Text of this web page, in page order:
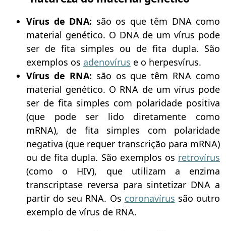
Vírus de DNA: são os que têm DNA como
material genético. O DNA de um vírus pode
ser de fita simples ou de fita dupla. São
exemplos os adenovírus e o herpesvírus.
Vírus de RNA: são os que têm RNA como
material genético. O RNA de um vírus pode
ser de fita simples com polaridade positiva
(que pode ser lido diretamente como
mRNA), de fita simples com polaridade
negativa (que requer transcrição para mRNA)
ou de fita dupla. São exemplos os retrovírus
(como o HIV), que utilizam a enzima
transcriptase reversa para sintetizar DNA a
partir do seu RNA. Os coronavírus são outro
exemplo de vírus de RNA.